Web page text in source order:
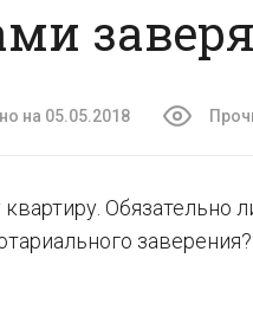
на 05.05.2018
Обязательно
заверения?